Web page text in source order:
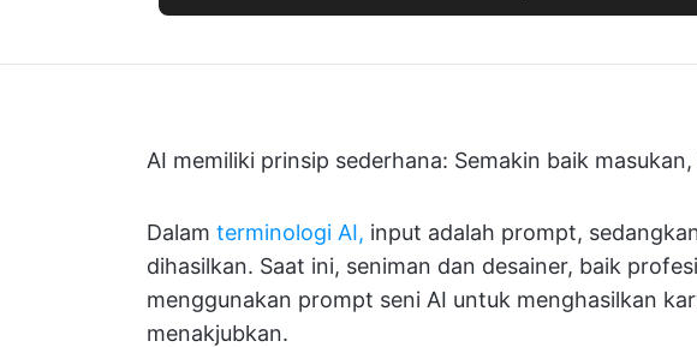
AI memiliki prinsip sederhana: Semakin baik
Dalam terminologi AI, input adalah prompt,
dihasilkan. Saat ini, seniman dan desainer, baik
menggunakan prompt seni AI untuk menghasilkan
menakjubkan.